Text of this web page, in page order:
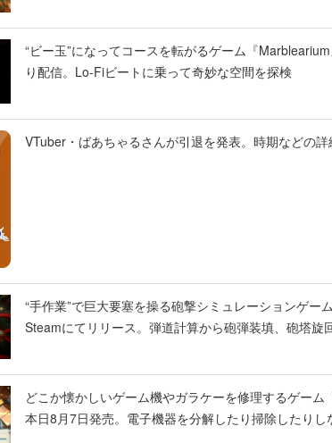
“ビー玉”になってコースを転がるゲーム『
り配信。Lo-Fiビートに乗って奇妙な空間を探検
VTuber・ばあちゃるさんが引退を発表。時期などの
“手作業”で巨大要塞を操る砲撃シミュレーションゲー
Steamにてリリース。弾道計算から砲弾装填、砲塔旋
どこか懐かしいゲーム機やガラケーを修理するゲー
本日8月7日発売。電子機器を分解したり掃除したり